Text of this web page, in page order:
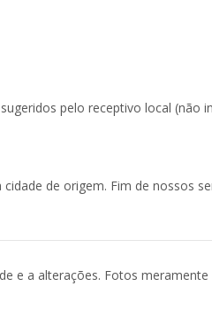
pelo receptivo local (não
de origem. Fim de nossos
e a alterações. Fotos meramente